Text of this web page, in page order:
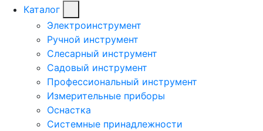
Каталог
Электроинструмент
Ручной инструмент
Слесарный инструмент
Садовый инструмент
Профессиональный инструмент
Измерительные приборы
Оснастка
Системные принадлежности